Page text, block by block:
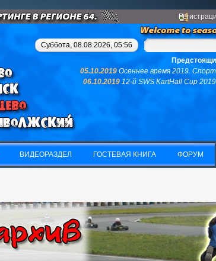
- займитесь картингом, у вас не останется
Суббота, 08.08.2026, 05:56
05.10.2019 Осеннее время 2019.
06.10.2019 12-й SWS KartHall Cup
ВИДЕОРАЗДЕЛ ГОСТЕВАЯ КНИГА ФОРУМ